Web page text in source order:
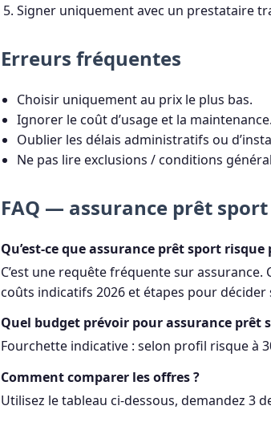
Signer uniquement avec un prestataire
Erreurs fréquentes
Choisir uniquement au prix le plus bas.
Ignorer le coût d’usage et la maintenance.
Oublier les délais administratifs ou
Ne pas lire exclusions / conditions
FAQ — assurance prêt
Qu’est-ce que assurance prêt sport
C’est une requête fréquente sur
coûts indicatifs 2026 et étapes pour décider
Quel budget prévoir pour assurance prêt
Fourchette indicative : selon profil risque à
Comment comparer les offres ?
Utilisez le tableau ci-dessous, demandez 3